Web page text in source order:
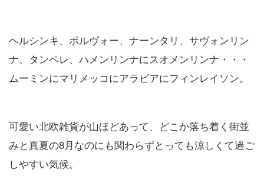
ヘルシンキ、ポルヴォー、ナーンタリ、サヴォンリン
ナ、タンペレ、ハメンリンナにスオメンリンナ・・・
ムーミンにマリメッコにアラビアにフィンレイソン。
可愛い北欧雑貨が山ほどあって、どこか落ち着く街並
みと真夏の8月なのにも関わらずとっても涼しくて過ご
しやすい気候。